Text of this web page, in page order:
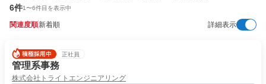
6件1〜6件目を表示中
関連度順新着順 詳細表示
正社員
管理系事務
株式会社トライトエンジニアリング